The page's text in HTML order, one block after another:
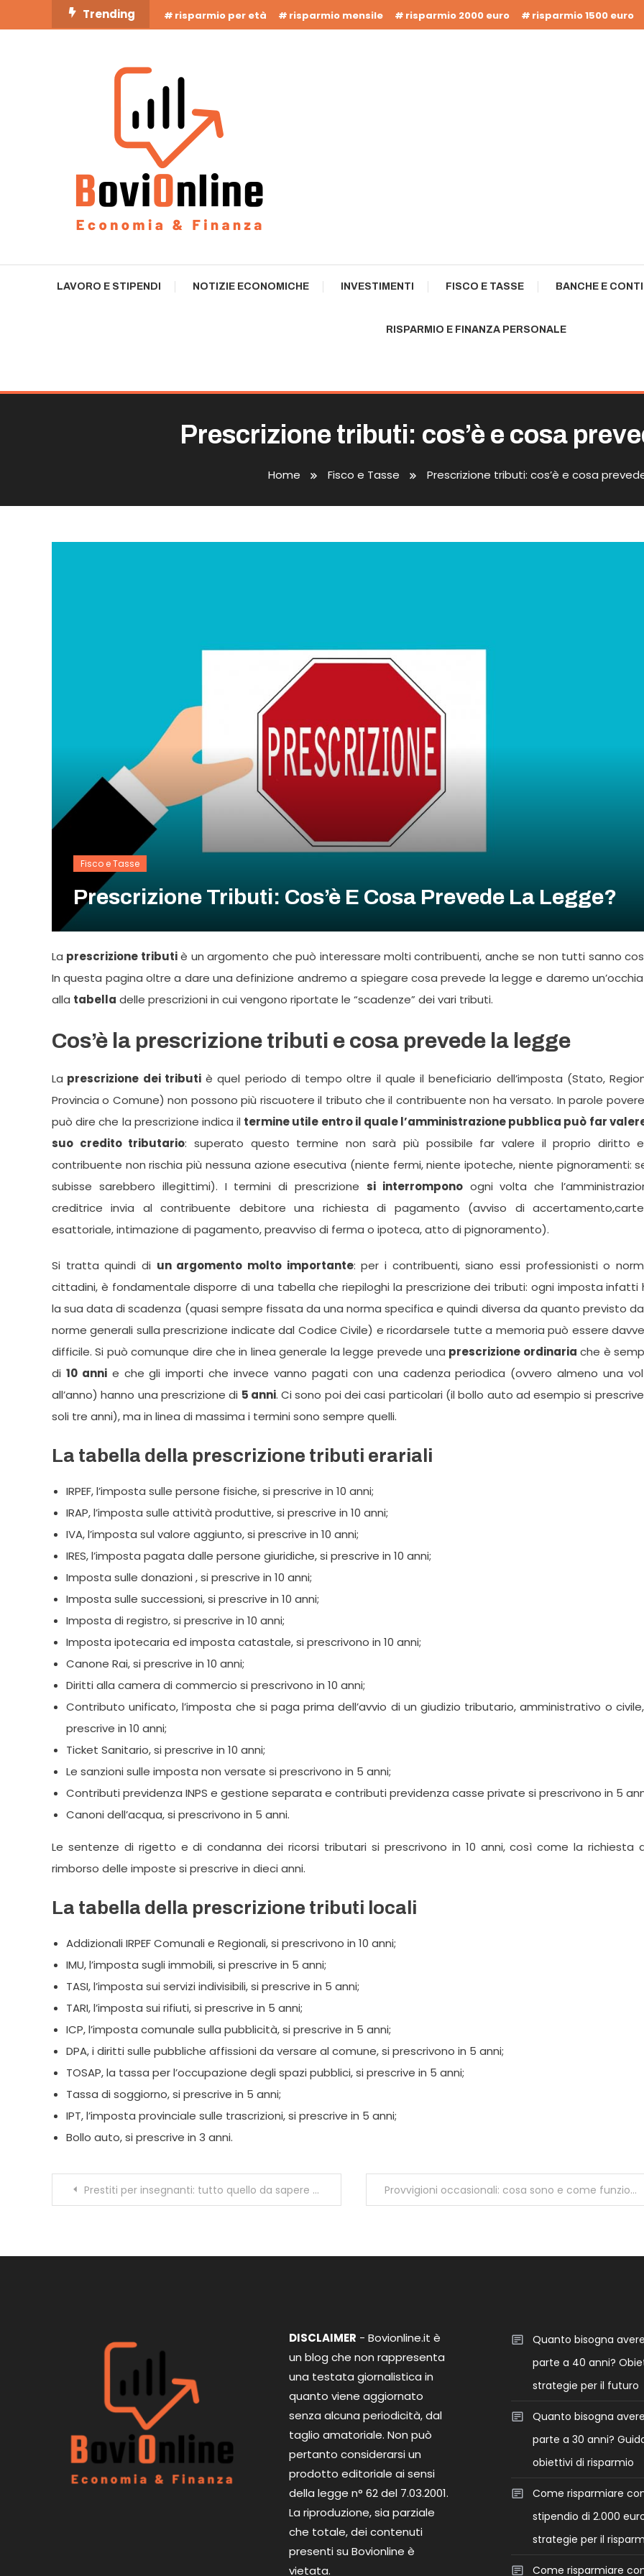
To
Trending risparmio per età risparmio mensile risparmio 2000 euro risparmio 1500 euro
Business Bovionline
LAVORO E STIPENDI NOTIZIE ECONOMICHE INVESTIMENTI FISCO E TASSE BANCHE E CONTI
RISPARMIO E FINANZA PERSONALE
Prescrizione tributi: cos’è e cosa
Home Fisco e Tasse Prescrizione tributi: cos’è e cosa
Fisco e Tasse
Prescrizione Tributi: Cos’è E Cosa Prevede La Legge?
La prescrizione tributiè un argomento che può interessare molti contribuenti, anche se non tutti sanno
In questa pagina oltre a dare una definizione andremo a spiegare cosa prevede la legge e daremo
alla tabella delle prescrizioni in cui vengono riportate le “scadenze” dei vari tributi.
Cos’è la prescrizione tributi e cosa prevede la legge
La prescrizione dei tributiè quel periodo di tempo oltre il quale il beneficiario dell’imposta (Stato,
Provincia o Comune) non possono più riscuotere il tributo che il contribuente non ha versato. In parole
può dire che la prescrizione indica il termine utile entro il quale l’amministrazione pubblica può far
suo credito tributario: superato questo termine non sarà più possibile far valere il proprio diritto
contribuente non rischia più nessuna azione esecutiva (niente fermi, niente ipoteche, niente pignoramenti:
subisse sarebbero illegittimi). I termini di prescrizione si interromponoogni volta che
creditrice invia al contribuente debitore una richiesta di pagamento (avviso di
esattoriale, intimazione di pagamento, preavviso di ferma o ipoteca, atto di pignoramento).
Si tratta quindi di un argomento molto importante: per i contribuenti, siano essi professionisti o
cittadini, è fondamentale disporre di una tabella che riepiloghi la prescrizione dei tributi: ogni imposta infatti
la sua data di scadenza (quasi sempre fissata da una norma specifica e quindi diversa da quanto previsto
norme generali sulla prescrizione indicate dal Codice Civile) e ricordarsele tutte a memoria può essere
difficile. Si può comunque dire che in linea generale la legge prevede una prescrizione ordinaria che è
di 10 annie che gli importi che invece vanno pagati con una cadenza periodica (ovvero almeno una
all’anno) hanno una prescrizione di 5 anni. Ci sono poi dei casi particolari (il bollo auto ad esempio si
soli tre anni), ma in linea di massima i termini sono sempre quelli.
La tabella della prescrizione tributi erariali
IRPEF, l’imposta sulle persone fisiche, si prescrive in 10 anni;
IRAP, l’imposta sulle attività produttive, si prescrive in 10 anni;
IVA, l’imposta sul valore aggiunto, si prescrive in 10 anni;
IRES, l’imposta pagata dalle persone giuridiche, si prescrive in 10 anni;
Imposta sulle donazioni , si prescrive in 10 anni;
Imposta sulle successioni, si prescrive in 10 anni;
Imposta di registro, si prescrive in 10 anni;
Imposta ipotecaria ed imposta catastale, si prescrivono in 10 anni;
Canone Rai, si prescrive in 10 anni;
Diritti alla camera di commercio si prescrivono in 10 anni;
Contributo unificato, l’imposta che si paga prima dell’avvio di un giudizio tributario, amministrativo o
prescrive in 10 anni;
Ticket Sanitario, si prescrive in 10 anni;
Le sanzioni sulle imposta non versate si prescrivono in 5 anni;
Contributi previdenza INPS e gestione separata e contributi previdenza casse private si prescrivono in 5
Canoni dell’acqua, si prescrivono in 5 anni.
Le sentenze di rigetto e di condanna dei ricorsi tributari si prescrivono in 10 anni, così come la richiesta
rimborso delle imposte si prescrive in dieci anni.
La tabella della prescrizione tributi locali
Addizionali IRPEF Comunali e Regionali, si prescrivono in 10 anni;
IMU, l’imposta sugli immobili, si prescrive in 5 anni;
TASI, l’imposta sui servizi indivisibili, si prescrive in 5 anni;
TARI, l’imposta sui rifiuti, si prescrive in 5 anni;
ICP, l’imposta comunale sulla pubblicità, si prescrive in 5 anni;
DPA, i diritti sulle pubbliche affissioni da versare al comune, si prescrivono in 5 anni;
TOSAP, la tassa per l’occupazione degli spazi pubblici, si prescrive in 5 anni;
Tassa di soggiorno, si prescrive in 5 anni;
IPT, l’imposta provinciale sulle trascrizioni, si prescrive in 5 anni;
Bollo auto, si prescrive in 3 anni.
Navigazione
Prestiti per insegnanti: tutto quello da sapere sulla cessione del quinto Provvigioni occasionali: cosa sono e come funzionano?
DISCLAIMER - Bovionline.it è
un blog che non rappresenta
una testata giornalistica in
quanto viene aggiornato
senza alcuna periodicità, dal
taglio amatoriale. Non può
pertanto considerarsi un
prodotto editoriale ai sensi
della legge n° 62 del 7.03.2001.
La riproduzione, sia parziale
che totale, dei contenuti
presenti su Bovionline è
vietata.
Quanto bisogna
parte a 40 anni?
strategie per il futuro
Quanto bisogna
parte a 30 anni?
obiettivi di risparmio
Come risparmiare
stipendio di 2.000
strategie per il
Come risparmiare